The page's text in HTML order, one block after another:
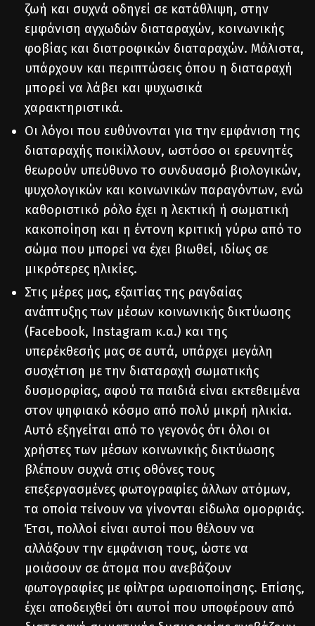
ζωή και συχνά οδηγεί σε κατάθλιψη, στην
εμφάνιση αγχωδών διαταραχών, κοινωνικής
φοβίας και διατροφικών διαταραχών. Μάλιστα,
υπάρχουν και περιπτώσεις όπου η διαταραχή
μπορεί να λάβει και ψυχωσικά
χαρακτηριστικά.
Οι λόγοι που ευθύνονται για την εμφάνιση της
διαταραχής ποικίλλουν, ωστόσο οι ερευνητές
θεωρούν υπεύθυνο το συνδυασμό βιολογικών,
ψυχολογικών και κοινωνικών παραγόντων, ενώ
καθοριστικό ρόλο έχει η λεκτική ή σωματική
κακοποίηση και η έντονη κριτική γύρω από το
σώμα που μπορεί να έχει βιωθεί, ιδίως σε
μικρότερες ηλικίες.
Στις μέρες μας, εξαιτίας της ραγδαίας
ανάπτυξης των μέσων κοινωνικής δικτύωσης
(Facebook, Instagram κ.α.) και της
υπερέκθεσής μας σε αυτά, υπάρχει μεγάλη
συσχέτιση με την διαταραχή σωματικής
δυσμορφίας, αφού τα παιδιά είναι εκτεθειμένα
στον ψηφιακό κόσμο από πολύ μικρή ηλικία.
Αυτό εξηγείται από το γεγονός ότι όλοι οι
χρήστες των μέσων κοινωνικής δικτύωσης
βλέπουν συχνά στις οθόνες τους
επεξεργασμένες φωτογραφίες άλλων ατόμων,
τα οποία τείνουν να γίνονται είδωλα ομορφιάς.
Έτσι, πολλοί είναι αυτοί που θέλουν να
αλλάξουν την εμφάνιση τους, ώστε να
μοιάσουν σε άτομα που ανεβάζουν
φωτογραφίες με φίλτρα ωραιοποίησης. Επίσης,
έχει αποδειχθεί ότι αυτοί που υποφέρουν από